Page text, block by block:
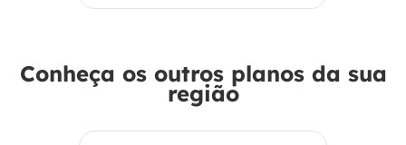
Conheça os outros planos da sua
região